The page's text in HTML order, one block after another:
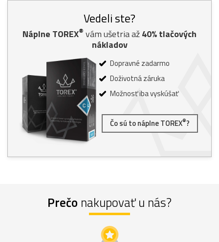
Vedeli ste?
Náplne TOREX® vám ušetria až40% tlačových
nákladov
Dopravné zadarmo
Doživotná záruka
Možnosť iba vyskúšať
Čo sú to náplne TOREX®?
Prečo nakupovať u nás?